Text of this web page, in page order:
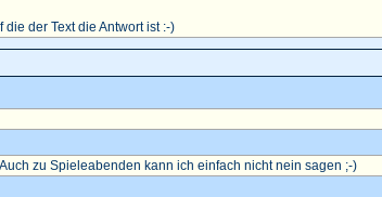
der Text die Antwort ist :-)
zu Spieleabenden kann ich einfach nicht nein sagen ;-)